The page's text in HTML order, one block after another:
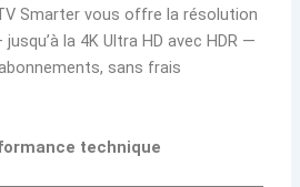
Smarter vous offre la résolution
la 4K Ultra HD avec HDR —
sans frais
technique